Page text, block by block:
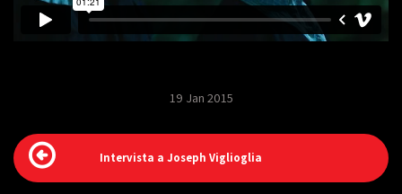
19 Jan 2015
Intervista a Joseph Viglioglia